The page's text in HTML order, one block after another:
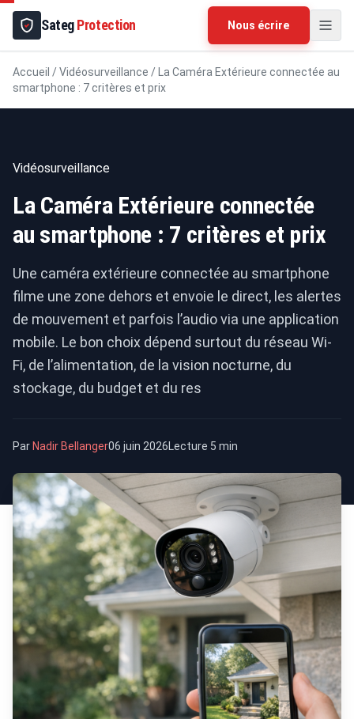
SategProtection Nous écrire
Accueil /Vidéosurveillance /
La Caméra Extérieure connectée au
smartphone : 7 critères et prix
Vidéosurveillance
La Caméra Extérieure connectée
au smartphone : 7 critères et prix
Une caméra extérieure connectée au smartphone
filme une zone dehors et envoie le direct, les alertes
de mouvement et parfois l’audio via une application
mobile. Le bon choix dépend surtout du réseau Wi-
Fi, de l’alimentation, de la vision nocturne, du
stockage, du budget et du res
Par Nadir Bellanger06 juin 2026Lecture 5 min